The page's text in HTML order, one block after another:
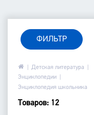
ФИЛЬТР
Детская литература
Энциклопедии
Энциклопедия школьника
Товаров: 12